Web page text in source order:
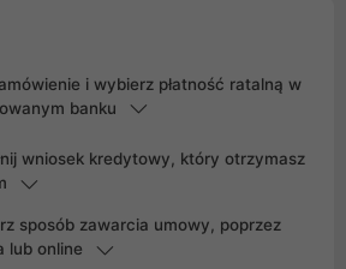
i wybierz płatność ratalną w
banku
wniosek kredytowy, który otrzymasz
sposób zawarcia umowy, poprzez
lub online